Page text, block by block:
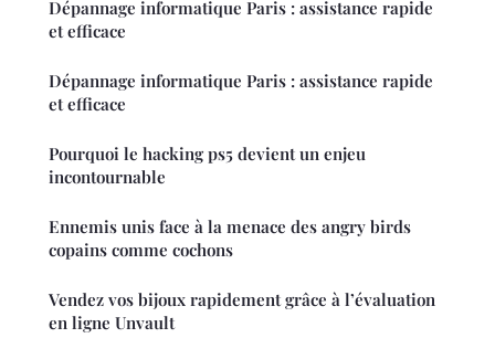
Dépannage informatique Paris : assistance rapide
et efficace
Dépannage informatique Paris : assistance rapide
et efficace
Pourquoi le hacking ps5 devient un enjeu
incontournable
Ennemis unis face à la menace des angry birds
copains comme cochons
Vendez vos bijoux rapidement grâce à l’évaluation
en ligne Unvault